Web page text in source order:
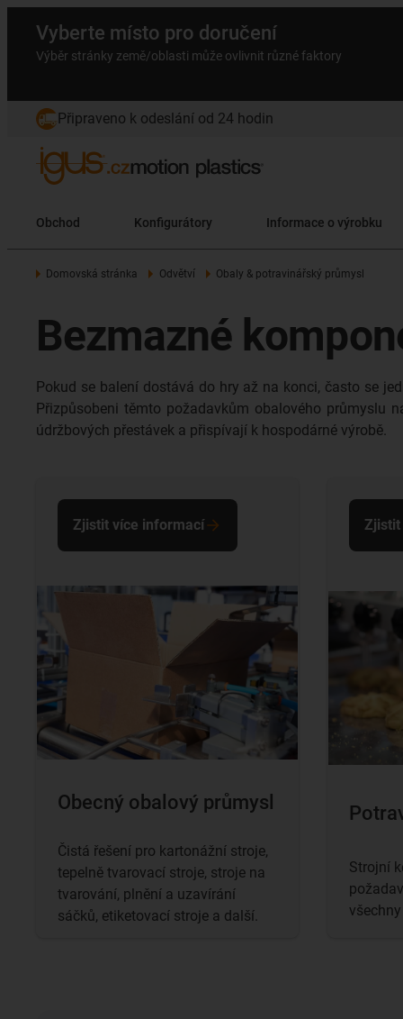
Vyberte místo pro doručení
Výběr stránky země/oblasti může ovlivnit různé faktory
Připraveno k odeslání od 24 hodin
Obchod Konfigurátory Informace o výrobku
Domovská stránka Odvětví Obaly & potravinářský průmysl
Bezmazné
Pokud se balení dostává do hry až na konci, často se
Přizpůsobeni těmto požadavkům obalového průmyslu
údržbových přestávek a přispívají k hospodárné výrobě.
Obecný obalový průmysl
Čistá řešení pro kartonážní stroje,
tepelně tvarovací stroje, stroje na
tvarování, plnění a uzavírání
sáčků, etiketovací stroje a další.
Zjistit více informací
Strojní